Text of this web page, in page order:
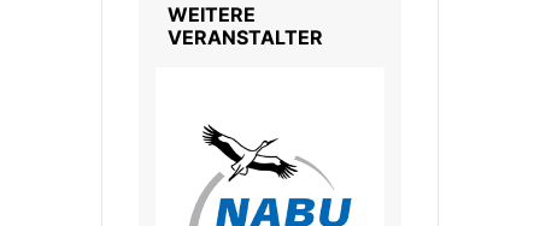
WEITERE
VERANSTALTER